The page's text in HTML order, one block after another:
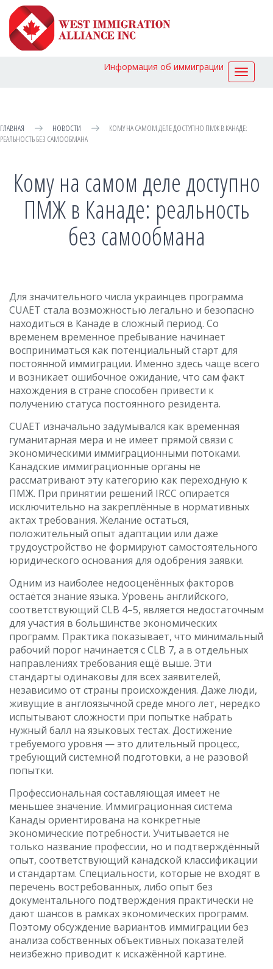
Toggle
Информация об иммиграции
ГЛАВНАЯ НОВОСТИ
КОМУ НА САМОМ ДЕЛЕ ДОСТУПНО ПМЖ В КАНАДЕ:
РЕАЛЬНОСТЬ БЕЗ САМООБМАНА
Кому на самом деле доступно
ПМЖ в Канаде: реальность
без самообмана
Для значительного числа украинцев программа
CUAET стала возможностью легально и безопасно
находиться в Канаде в сложный период. Со
временем временное пребывание начинает
восприниматься как потенциальный старт для
постоянной иммиграции. Именно здесь чаще всего
и возникает ошибочное ожидание, что сам факт
нахождения в стране способен привести к
получению статуса постоянного резидента.
CUAET изначально задумывался как временная
гуманитарная мера и не имеет прямой связи с
экономическими иммиграционными потоками.
Канадские иммиграционные органы не
рассматривают эту категорию как переходную к
ПМЖ. При принятии решений IRCC опирается
исключительно на закреплённые в нормативных
актах требования. Желание остаться,
положительный опыт адаптации или даже
трудоустройство не формируют самостоятельного
юридического основания для одобрения заявки.
Одним из наиболее недооценённых факторов
остаётся знание языка. Уровень английского,
соответствующий CLB 4–5, является недостаточным
для участия в большинстве экономических
программ. Практика показывает, что минимальный
рабочий порог начинается с CLB 7, а в отдельных
направлениях требования ещё выше. Эти
стандарты одинаковы для всех заявителей,
независимо от страны происхождения. Даже люди,
живущие в англоязычной среде много лет, нередко
испытывают сложности при попытке набрать
нужный балл на языковых тестах. Достижение
требуемого уровня — это длительный процесс,
требующий системной подготовки, а не разовой
попытки.
Профессиональная составляющая имеет не
меньшее значение. Иммиграционная система
Канады ориентирована на конкретные
экономические потребности. Учитывается не
только название профессии, но и подтверждённый
опыт, соответствующий канадской классификации
и стандартам. Специальности, которые не входят в
перечень востребованных, либо опыт без
документального подтверждения практически не
дают шансов в рамках экономических программ.
Поэтому обсуждение вариантов иммиграции без
анализа собственных объективных показателей
неизбежно приводит к искажённой картине.